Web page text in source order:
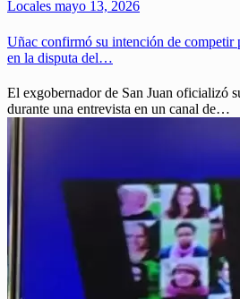
Locales mayo 13, 2026
Uñac confirmó su intención de competir
en la disputa del…
El exgobernador de San Juan oficializó
durante una entrevista en un canal de…